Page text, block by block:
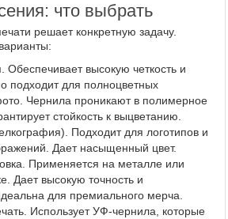
что выбрать
решает конкретную задачу.
высокую четкость и
подходит для полноцветных
Чернила проникают в полимерное
стойкость к выцветанию.
Подходит для логотипов и
Дает насыщенный цвет.
Применяется на металле или
Дает высокую точность и
для премиального мерча.
Использует УФ-чернила, которые